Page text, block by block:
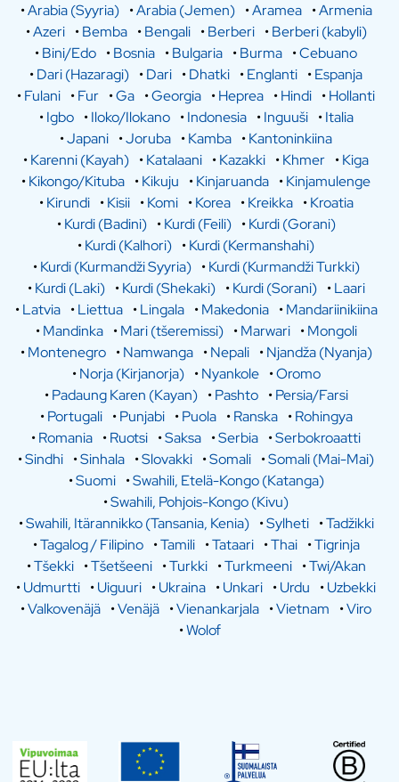
•Arabia (Syyria) •Arabia (Jemen) •Aramea •Armenia
•Azeri •Bemba •Bengali •Berberi •Berberi (kabyli)
•Bini/Edo •Bosnia •Bulgaria •Burma •Cebuano
•Dari (Hazaragi) •Dari •Dhatki •Englanti •Espanja
•Fulani •Fur •Ga •Georgia •Heprea •Hindi •Hollanti
•Igbo •Iloko/Ilokano •Indonesia •Inguuši •Italia
•Japani •Joruba •Kamba •Kantoninkiina
•Karenni (Kayah) •Katalaani •Kazakki •Khmer •Kiga
•Kikongo/Kituba •Kikuju •Kinjaruanda •Kinjamulenge
•Kirundi •Kisii •Komi •Korea •Kreikka •Kroatia
•Kurdi (Badini) •Kurdi (Feili) •Kurdi (Gorani)
•Kurdi (Kalhori) •Kurdi (Kermanshahi)
•Kurdi (Kurmandži Syyria) •Kurdi (Kurmandži Turkki)
•Kurdi (Laki) •Kurdi (Shekaki) •Kurdi (Sorani) •Laari
•Latvia •Liettua •Lingala •Makedonia •Mandariinikiina
•Mandinka •Mari (tšeremissi) •Marwari •Mongoli
•Montenegro •Namwanga •Nepali •Njandža (Nyanja)
•Norja (Kirjanorja) •Nyankole •Oromo
•Padaung Karen (Kayan) •Pashto •Persia/Farsi
•Portugali •Punjabi •Puola •Ranska •Rohingya
•Romania •Ruotsi •Saksa •Serbia •Serbokroaatti
•Sindhi •Sinhala •Slovakki •Somali •Somali (Mai-Mai)
•Suomi •Swahili, Etelä-Kongo (Katanga)
•Swahili, Pohjois-Kongo (Kivu)
•Swahili, Itärannikko (Tansania, Kenia) •Sylheti •Tadžikki
•Tagalog / Filipino •Tamili •Tataari •Thai •Tigrinja
•Tšekki •Tšetšeeni •Turkki •Turkmeeni •Twi/Akan
•Udmurtti •Uiguuri •Ukraina •Unkari •Urdu •Uzbekki
•Valkovenäjä •Venäjä •Vienankarjala •Vietnam •Viro
•Wolof